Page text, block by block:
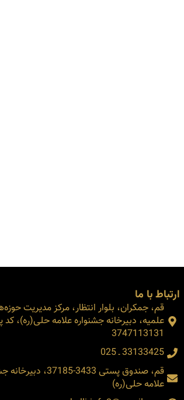
ارتباط با ما
قم، جمکران، بلوار انتظار، مرکز مدیریت
علمیه، دبیرخانه جشنواره علامه حلی(ره)،
3747113131
33133425 ـ 025
قم، صندوق پستی 3433-37185،
علامه حلی(ره)